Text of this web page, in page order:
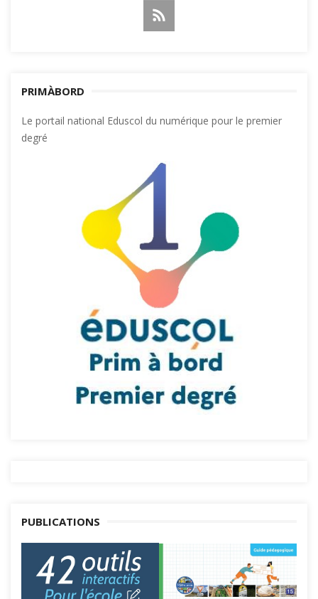
PRIMÀBORD
Le portail national Eduscol du numérique pour le premier
degré
PUBLICATIONS